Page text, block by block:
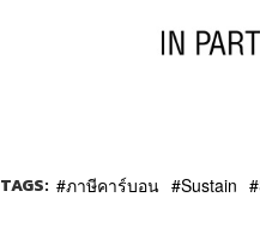
TAGS: ภาษีคาร์บอน Sustain